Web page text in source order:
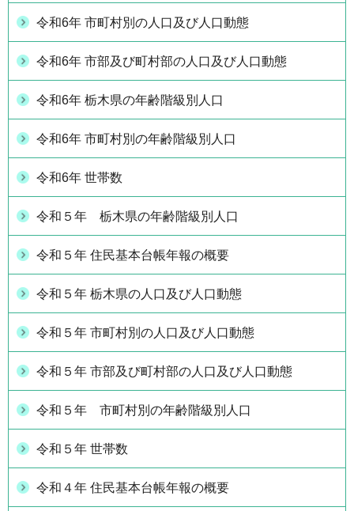
令和6年 市町村別の人口及び人口動態
令和6年 市部及び町村部の人口及び人口動態
令和6年 栃木県の年齢階級別人口
令和6年 市町村別の年齢階級別人口
令和6年 世帯数
令和５年 栃木県の年齢階級別人口
令和５年 住民基本台帳年報の概要
令和５年 栃木県の人口及び人口動態
令和５年 市町村別の人口及び人口動態
令和５年 市部及び町村部の人口及び人口動態
令和５年 市町村別の年齢階級別人口
令和５年 世帯数
令和４年 住民基本台帳年報の概要